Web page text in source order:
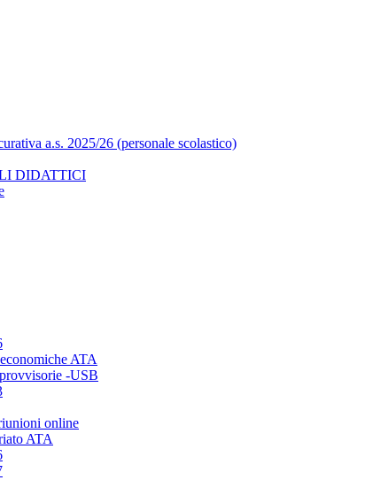
a.s. 2025/26 (personale scolastico)
DIDATTICI
ATA
-USB
online
ATA